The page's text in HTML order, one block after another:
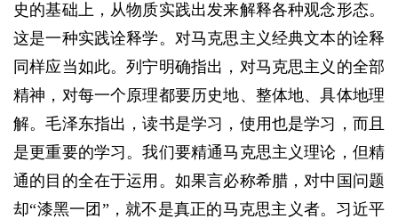
史的基础上，从物质实践出发来解释各种观念形态。
这是一种实践诠释学。对马克思主义经典文本的诠释
同样应当如此。列宁明确指出，对马克思主义的全部
精神，对每一个原理都要历史地、整体地、具体地理
解。毛泽东指出，读书是学习，使用也是学习，而且
是更重要的学习。我们要精通马克思主义理论，但精
通的目的全在于运用。如果言必称希腊，对中国问题
却“漆黑一团”，就不是真正的马克思主义者。习近平